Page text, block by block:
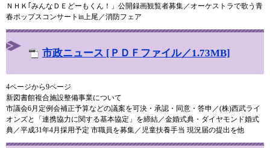
ＮＨＫ｢みんなＤＥどーもくん！」公開録画観覧者募集／オーケストラで歌う青
春ポップスコンサートin上尾／消防フェア
市政ニュース [ＰＤＦファイル／1.73MB]
4ページから9ページ
新図書館複合施設整備事業について
市議会6月定例会補正予算などの議案を可決・承認・同意・答申／(株)西武ライ
オンズと「連携協力に関する基本協定」を締結／金婚式典・ダイヤモンド婚式
典／平成31年4月採用予定 市職員を募集／児童扶養手当 現況届の提出を他